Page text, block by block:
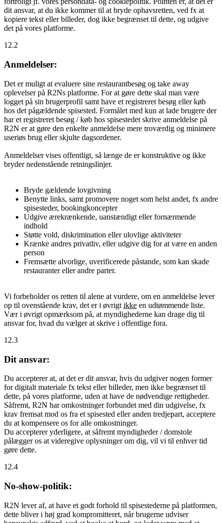
dit ansvar, at du ikke kommer til at bryde ophavsretten, ved fx at
kopiere tekst eller billeder, dog ikke begrænset til dette, og udgive
det på vores platforme.
12.2
Anmeldelser:
Det er muligt at evaluere sine restaurantbesøg og take away
oplevelser på R2Ns platforme. For at gøre dette skal man være
logget på sin brugerprofil samt have et registreret besøg eller køb
hos det pågældende spisested. Formålet med kun at lade brugere der
har et registreret besøg / køb hos spisestedet skrive anmeldelse på
R2N er at gøre den enkelte anmeldelse mere troværdig og minimere
useriøs brug eller skjulte dagsordener.
Anmeldelser vises offentligt, så længe de er konstruktive og ikke
bryder nedenstående retningslinjer.
Bryde gældende lovgivning
Benytte links, samt promovere noget som helst andet, fx andre
spisesteder, bookingkoncepter
Udgive ærekrænkende, uanstændigt eller fornærmende
indhold
Støtte vold, diskrimination eller ulovlige aktiviteter
Krænke andres privatliv, eller udgive dig for at være en anden
person
Fremsætte alvorlige, uverificerede påstande, som kan skade
restauranter eller andre parter.
Vi forbeholder os retten til alene at vurdere, om en anmeldelse lever
op til ovenstående krav, det er i øvrigt ikke en udtømmende liste.
Vær i øvrigt opmærksom på, at myndighederne kan drage dig til
ansvar for, hvad du vælger at skrive i offentlige fora.
12.3
Dit ansvar:
Du accepterer at, at det er dit ansvar, hvis du udgiver nogen former
for digitalt materiale fx tekst eller billeder, men ikke begrænset til
dette, på vores platforme, uden at have de nødvendige rettigheder.
Såfremt, R2N har omkostninger forbundet med din udgivelse, fx
krav fremsat mod os fra et spisested eller anden tredjepart, acceptere
du at kompensere os for alle omkostninger.
Du accepterer yderligere, at såfremt myndigheder / domstole
pålægger os at videregive oplysninger om dig, vil vi til enhver tid
gøre dette.
12.4
No-show-politik:
R2N lever af, at have et godt forhold til spisestederne på platformen,
dette bliver i høj grad kompromitteret, når brugerne udviser